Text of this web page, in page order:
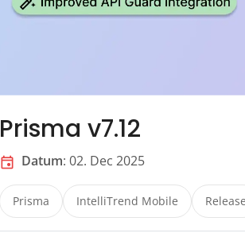
Prisma v7.12
event Datum: 02. Dec 2025
Prisma IntelliTrend Mobile